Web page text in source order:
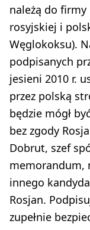
należą do firmy
rosyjskiej i
Węglokoksu).
podpisanych
jesieni 2010 r.
przez polską
będzie mógł
bez zgody
Dobrut, szef
memorandum,
innego
Rosjan.
zupełnie